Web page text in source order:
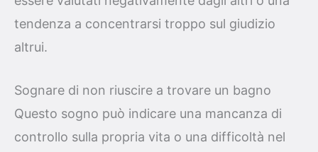
tendenza a concentrarsi troppo sul giudizio
altrui.
Sognare di non riuscire a trovare un bagno
Questo sogno può indicare una mancanza di
controllo sulla propria vita o una difficoltà nel